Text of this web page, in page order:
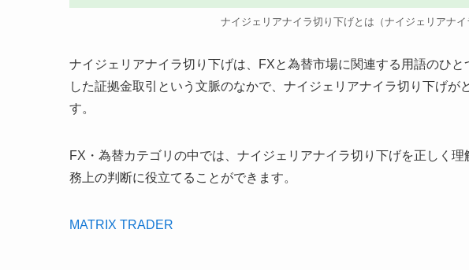
ナイジェリアナイラ切り下げとは（ナイジェリアナ
ナイジェリアナイラ切り下げは、FXと為替市場に関連する用語のひ
した証拠金取引という文脈のなかで、ナイジェリアナイラ切り下げが
す。
FX・為替カテゴリの中では、ナイジェリアナイラ切り下げを正しく
務上の判断に役立てることができます。
MATRIX TRADER